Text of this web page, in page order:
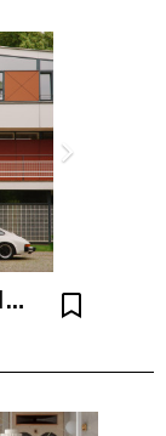
ETERNITHAUS IM HANSAVIERTEL